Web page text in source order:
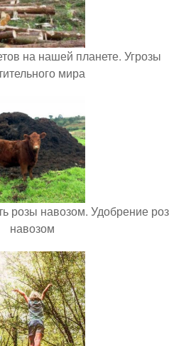
на нашей планете. Угрозы
мира
розы навозом. Удобрение роз
навозом